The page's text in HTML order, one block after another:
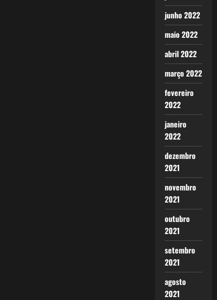
junho 2022
maio 2022
abril 2022
março 2022
fevereiro
2022
janeiro
2022
dezembro
2021
novembro
2021
outubro
2021
setembro
2021
agosto
2021